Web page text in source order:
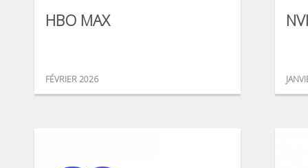
HBO MAX
FÉVRIER 2026